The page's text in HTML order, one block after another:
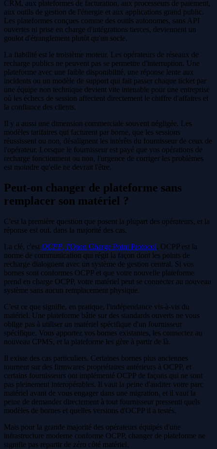
CRM, aux plateformes de facturation, aux processeurs de paiement,
aux outils de gestion de l'énergie et aux applications grand public.
Les plateformes conçues comme des outils autonomes, sans API
ouvertes ni prise en charge d'intégrations tierces, deviennent un
goulot d'étranglement plutôt qu'un socle.
La fiabilité est le troisième moteur. Les opérateurs de réseaux de
recharge publics ne peuvent pas se permettre d'interruption. Une
plateforme avec une faible disponibilité, une réponse lente aux
incidents ou un modèle de support qui fait passer chaque ticket par
une équipe non technique devient vite intenable pour une entreprise
où les échecs de session affectent directement le chiffre d'affaires et
la confiance des clients.
Il y a aussi une dimension commerciale souvent négligée. Les
modèles tarifaires qui facturent par borne, que les sessions
réussissent ou non, désalignent les intérêts du fournisseur de ceux de
l'opérateur. Lorsque le fournisseur est payé que vos opérations de
recharge fonctionnent ou non, l'urgence de corriger les problèmes
est moindre qu'elle ne devrait l'être.
Peut-on changer de plateforme sans
remplacer son matériel ?
C'est la première question que posent la plupart des opérateurs, et la
réponse est oui, dans la majorité des cas.
La clé, c'est OCPP, l'Open Charge Point Protocol. OCPP est la
norme de communication qui régit la façon dont les points de
recharge dialoguent avec un système de gestion central. Si vos
bornes sont conformes OCPP et que votre nouvelle plateforme
prend en charge OCPP, votre matériel peut se connecter au nouveau
système sans aucun remplacement physique.
C'est ce que signifie, en pratique, l'indépendance vis-à-vis du
matériel. Une plateforme bâtie sur des standards ouverts ne vous
oblige pas à utiliser un matériel spécifique d'un fournisseur
spécifique. Vous apportez vos bornes existantes, les connectez au
nouveau CPMS, et la plateforme les gère à partir de là.
Il existe des cas particuliers. Certaines bornes plus anciennes
tournent sur des firmwares propriétaires antérieurs à OCPP, et
certains fournisseurs ont implémenté OCPP de façons qui ne sont
pas pleinement interopérables. Il vaut la peine d'auditer votre parc
matériel avant de vous engager dans une migration, et il vaut la
peine de demander directement à tout fournisseur pressenti quels
modèles de bornes et quelles versions d'OCPP il a testés.
Mais pour la grande majorité des opérateurs équipés d'une
infrastructure moderne conforme OCPP, changer de plateforme ne
signifie pas repartir de zéro côté matériel.